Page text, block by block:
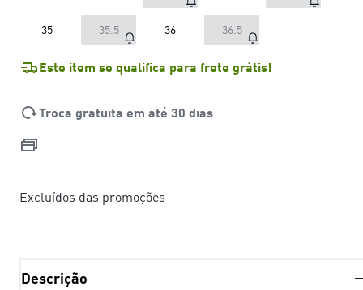
35 35.5 36 36.5
Este item se qualifica para frete grátis!
Troca gratuita em até 30 dias
Excluídos das promoções
Descrição